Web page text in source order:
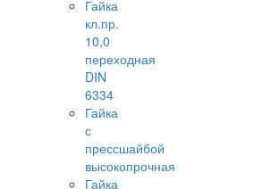
Гайка
кл.пр.
10,0
переходная
DIN
6334
Гайка
с
прессшайбой
высокопрочная
Гайка